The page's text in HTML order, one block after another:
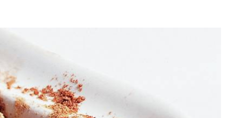
en op middelhoog vuur rondom bruin braden. Wijn met 4 dl
4 cm snijden. Groenten door vlees mengen en geheel afgedekt
op 220 ºC. Vlees en groenten met schuimspaan uit pan
vlees en groenten schenken. Augurken in plakjes snijden en